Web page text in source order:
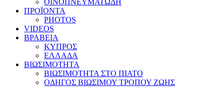
ΟΙΝΟΠΝΕΥΜΑΤΩΔΗ
ΠΡΟΪΟΝΤΑ
PHOTOS
VIDEOS
ΒΡΑΒΕΙΑ
ΚΥΠΡΟΣ
ΕΛΛΑΔΑ
ΒΙΩΣΙΜΟΤΗΤΑ
ΒΙΩΣΙΜΟΤΗΤΑ ΣΤΟ ΠΙΑΤΟ
ΟΔΗΓΟΣ ΒΙΩΣΙΜΟΥ ΤΡΟΠΟΥ ΖΩΗΣ